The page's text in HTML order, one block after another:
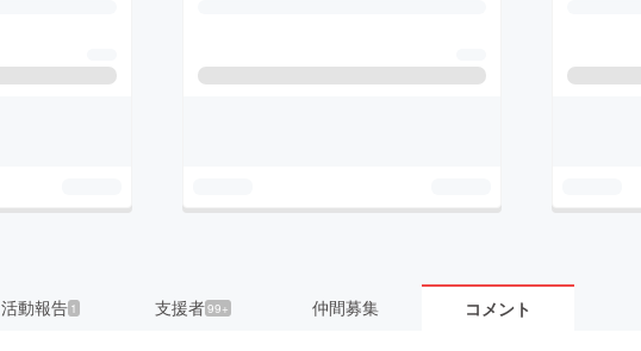
活動報告 1 支援者99+ 仲間募集 コメント